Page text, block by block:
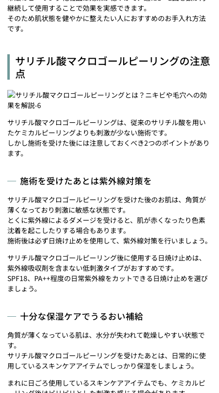
継続して使用することで効果を実感できます。
そのため肌状態を健やかに整えたい人におすすめのお手入れ方法
です。
サリチル酸マクロゴールピーリングの注意
点
サリチル酸マクロゴールピーリングは、従来のサリチル酸を用い
たケミカルピーリングよりも刺激が少ない施術です。
しかし施術を受けた後には注意しておくべき2つのポイントがあり
ます。
施術を受けたあとは紫外線対策を
サリチル酸マクロゴールピーリングを受けた後のお肌は、角質が
薄くなっており刺激に敏感な状態です。
とくに紫外線によるダメージを受けると、肌が赤くなったり色素
沈着を起こしたりする場合もあります。
施術後は必ず日焼け止めを使用して、紫外線対策を行いましょう。
サリチル酸マクロゴールピーリング後に使用する日焼け止めは、
紫外線吸収剤を含まない低刺激タイプがおすすめです。
SPF18、PA++程度の日常紫外線をカットできる日焼け止めを選び
ましょう。
十分な保湿ケアでうるおい補給
角質が薄くなっている肌は、水分が失われて乾燥しやすい状態で
す。
サリチル酸マクロゴールピーリングを受けたあとは、日常的に使
用しているスキンケアアイテムでしっかり保湿をしましょう。
まれに日ごろ使用しているスキンケアアイテムでも、ケミカルピ